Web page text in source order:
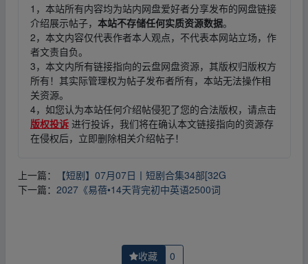
1，本站所有内容均为站内网盘爱好者分享发布的网盘链接
介绍展示帖子， 本站不存储任何实质资源数据。
2，本文内容仅代表作者本人观点，不代表本网站立场，作
者文责自负。
3，本文内所有链接指向的云盘网盘资源，其版权归版权方
所有！其实际管理权为帖子发布者所有，本站无法操作相
关资源。
4，如您认为本站任何介绍帖侵犯了您的合法版权，请点击
版权投诉 进行投诉，我们将在确认本文链接指向的资源存
在侵权后，立即删除相关介绍帖子！
上一篇：
【短剧】07月07日丨短剧合集34部[32G
下一篇： 2027《易蓓•14天背完初中英语2500词
收藏 0